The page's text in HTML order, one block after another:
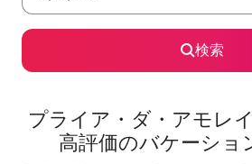
検索
プライア・ダ・アモレ
高⁠評⁠価⁠のバ⁠ケ⁠ー⁠シ⁠ョ⁠